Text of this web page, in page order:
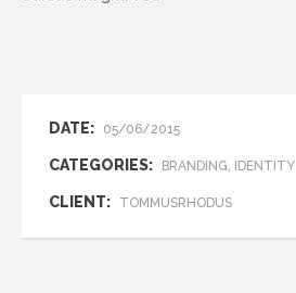
DATE: 05/06/2015
CATEGORIES: BRANDING, IDENTITY
CLIENT: TOMMUSRHODUS